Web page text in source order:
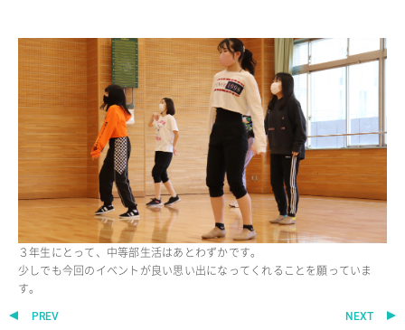
３年生にとって、中等部生活はあとわずかです。
少しでも今回のイベントが良い思い出になってくれることを願っていま
す。
PREV NEXT